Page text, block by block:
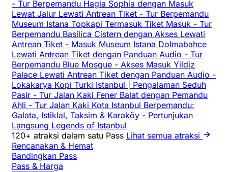
- Tur Berpemandu Hagia Sophia dengan Masuk
Lewat Jalur Lewati Antrean Tiket - Tur Berpemandu
Museum Istana Topkapi Termasuk Tiket Masuk - Tur
Berpemandu Basilica Cistern dengan Akses Lewati
Antrean Tiket - Masuk Museum Istana Dolmabahce
Lewati Antrean Tiket dengan Panduan Audio - Tur
Berpemandu Blue Mosque - Akses Masuk Yildiz
Palace Lewati Antrean Tiket dengan Panduan Audio -
Lokakarya Kopi Turki Istanbul | Pengalaman Seduh
Pasir - Tur Jalan Kaki Fener Balat dengan Pemandu
Ahli - Tur Jalan Kaki Kota Istanbul Berpemandu:
Galata, Istiklal, Taksim & Karaköy - Pertunjukan
Langsung Legends of Istanbul
120+ atraksi dalam satu Pass Lihat semua atraksi
Rencanakan & Hemat
Bandingkan Pass
Pass & Harga